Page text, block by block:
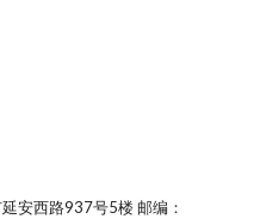
安西路937号5楼 邮编：